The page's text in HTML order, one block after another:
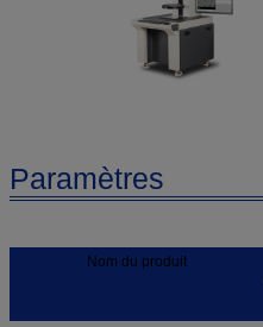
Paramètres
Nom du produit